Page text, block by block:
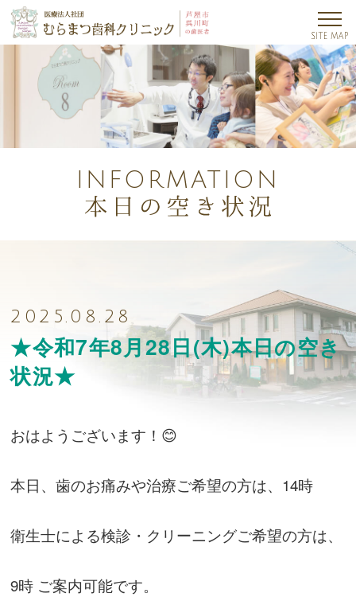
INFORMATION
2025.08.28
★令和7年8月28日(木)本日の空き
状況★
おはようございます！😊
本日、歯のお痛みや治療ご希望の方は、14時
衛生士による検診・クリーニングご希望の方は、
9時 ご案内可能です。